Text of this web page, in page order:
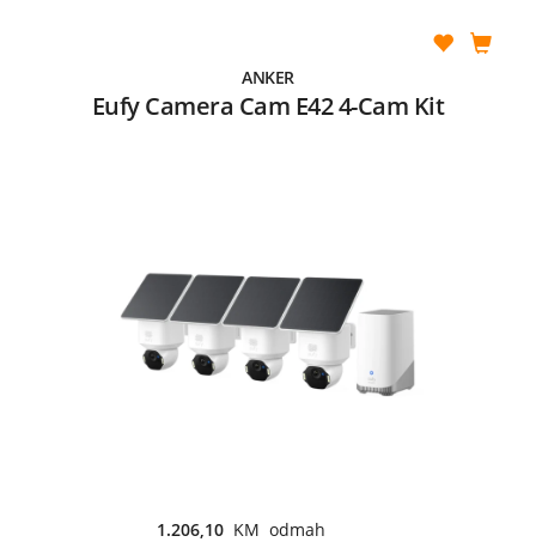
ANKER
Eufy Camera Cam E42 4-Cam Kit
1.206,10 KM odmah